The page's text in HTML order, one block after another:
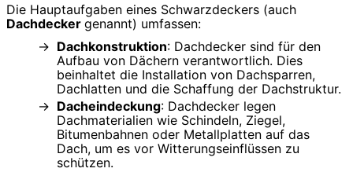
Die Hauptaufgaben eines Schwarzdeckers (auch
Dachdecker genannt) umfassen:
Dachkonstruktion: Dachdecker sind für den
Aufbau von Dächern verantwortlich. Dies
beinhaltet die Installation von Dachsparren,
Dachlatten und die Schaffung der Dachstruktur.
Dacheindeckung: Dachdecker legen
Dachmaterialien wie Schindeln, Ziegel,
Bitumenbahnen oder Metallplatten auf das
Dach, um es vor Witterungseinflüssen zu
schützen.